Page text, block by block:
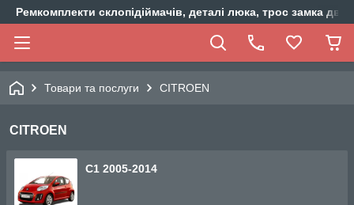
Ремкомплекти склопідіймачів, деталі люка, трос замка
Товари та послуги CITROEN
CITROEN
C1 2005-2014